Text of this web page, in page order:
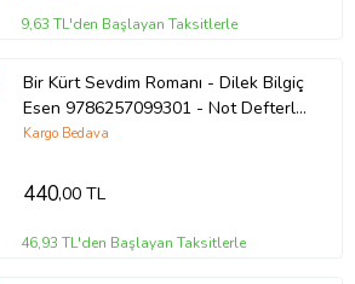
9,63 TL'den Başlayan Taksitlerle
Bir Kürt Sevdim Romanı - Dilek Bilgiç
Esen 9786257099301 - Not Defterli
Seti (Renksiz)
Kargo Bedava
440,00 TL
46,93 TL'den Başlayan Taksitlerle